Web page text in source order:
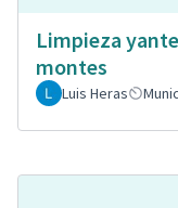
Limpieza
montes
Luis Heras